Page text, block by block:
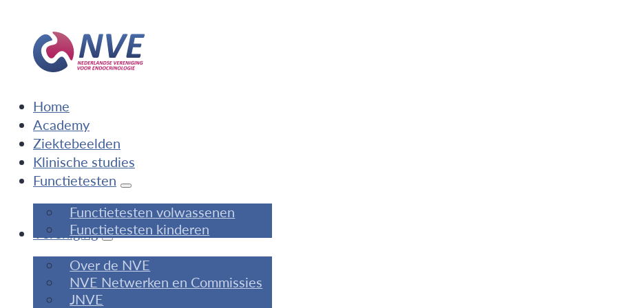
Home
Academy
Ziektebeelden
Klinische studies
Functietesten
Functietesten volwassenen
Functietesten kinderen
Vereniging
Over de NVE
NVE Netwerken en Commissies
JNVE